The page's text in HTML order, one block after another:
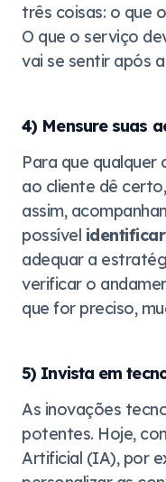
três coisas: o que
O que o serviço
vai se sentir após
4) Mensure suas
Para que
ao cliente dê
assim,
possível
adequar a
verificar o
que for preciso,
5) Invista em
As inovações
potentes. Hoje,
Artificial (IA), por